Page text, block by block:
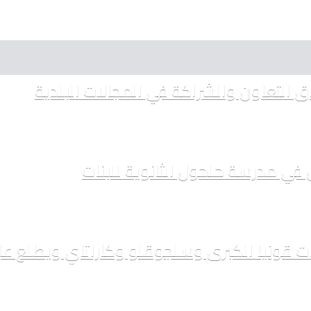
التعاون والشراكة في المجالات البلدية
مدرسة حلحول الثانوية للبنات
قونيا الكبرى وسلجوقلو وكاراتاي ويطلع